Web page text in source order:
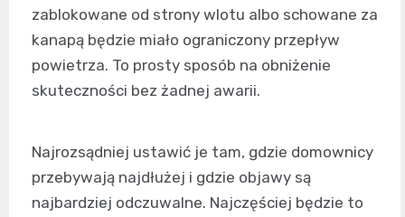
zablokowane od strony wlotu albo schowane za
kanapą będzie miało ograniczony przepływ
powietrza. To prosty sposób na obniżenie
skuteczności bez żadnej awarii.
Najrozsądniej ustawić je tam, gdzie domownicy
przebywają najdłużej i gdzie objawy są
najbardziej odczuwalne. Najczęściej będzie to